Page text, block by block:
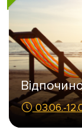
03.06.-